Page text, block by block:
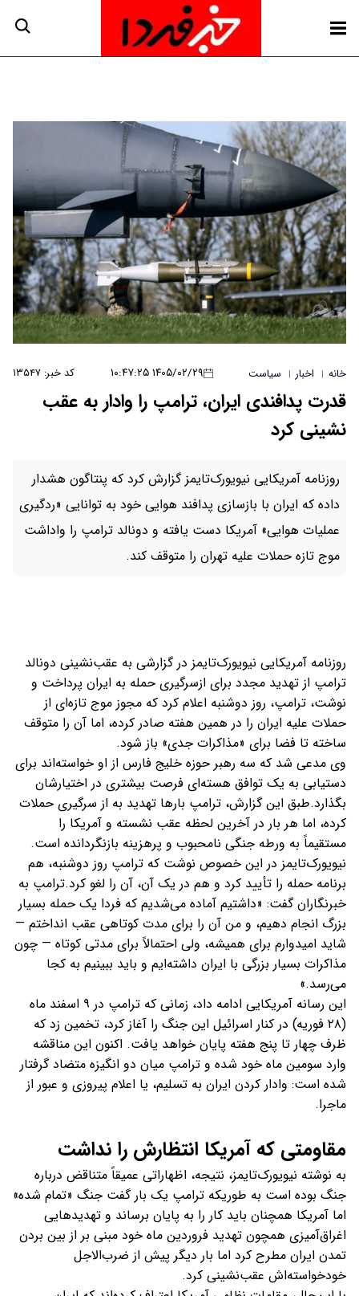
خانه | اخبار | سیاست ۱۴۰۵/۰۲/۲۹ ۱۰:۴۷:۲۵ کد خبر: ۱۳۵۴۷
قدرت پدافندی ایران، ترامپ را وادار به عقب
نشینی کرد
روزنامه آمریکایی نیویورک‌تایمز گزارش کرد که پنتاگون هشدار
داده که ایران با بازسازی پدافند هوایی خود به توانایی «ردگیری
عملیات هوایی» آمریکا دست یافته و دونالد ترامپ را واداشت
موج تازه حملات علیه تهران را متوقف کند.
روزنامه آمریکایی نیویورک‌تایمز در گزارشی به عقب‌نشینی دونالد
ترامپ از تهدید مجدد برای ازسرگیری حمله به ایران پرداخت و
نوشت، ترامپ، روز دوشنبه اعلام کرد که مجوز موج تازه‌ای از
حملات علیه ایران را در همین هفته صادر کرده، اما آن را متوقف
ساخته تا فضا برای «مذاکرات جدی» باز شود.
وی مدعی شد که سه رهبر حوزه خلیج فارس از او خواسته‌اند برای
دستیابی به یک توافق هسته‌ای فرصت بیشتری در اختیارشان
بگذارد.طبق این گزارش، ترامپ بارها تهدید به از سرگیری حملات
کرده، اما هر بار در آخرین لحظه عقب نشسته و آمریکا را
مستقیماً به ورطه جنگی نامحبوب و پرهزینه بازنگردانده است.
نیویورک‌تایمز در این خصوص نوشت که ترامپ روز دوشنبه، هم
برنامه حمله را تأیید کرد و هم در یک آن، آن را لغو کرد.ترامپ به
خبرنگاران گفت: «داشتیم آماده می‌شدیم که فردا یک حمله بسیار
بزرگ انجام دهیم، و من آن را برای مدت کوتاهی عقب انداختم —
شاید امیدوارم برای همیشه، ولی احتمالاً برای مدتی کوتاه — چون
مذاکرات بسیار بزرگی با ایران داشته‌ایم و باید ببینیم به کجا
می‌رسد.»
این رسانه آمریکایی ادامه داد، زمانی که ترامپ در ۹ اسفند ماه
(۲۸ فوریه) در کنار اسرائیل این جنگ را آغاز کرد، تخمین زد که
ظرف چهار تا پنج هفته پایان خواهد یافت. اکنون این مناقشه
وارد سومین ماه خود شده و ترامپ میان دو انگیزه متضاد گرفتار
شده است: وادار کردن ایران به تسلیم، یا اعلام پیروزی و عبور از
ماجرا.
مقاومتی که آمریکا انتظارش را نداشت
به نوشته نیویورک‌تایمز، نتیجه، اظهاراتی عمیقاً متناقض درباره
جنگ بوده است به طوریکه ترامپ یک بار گفت جنگ «تمام شده»
اما آمریکا همچنان باید کار را به پایان برساند و تهدیدهایی
اغراق‌آمیزی همچون تهدید فروردین ماه خود مبنی بر از بین بردن
تمدن ایران مطرح کرد اما بار دیگر پیش از ضرب‌الاجل
خودخواسته‌اش عقب‌نشینی کرد.